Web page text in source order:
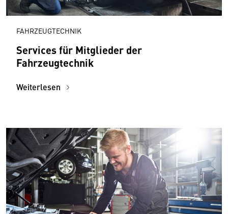
FAHRZEUGTECHNIK
Services für Mitglieder der
Fahrzeugtechnik
Weiterlesen